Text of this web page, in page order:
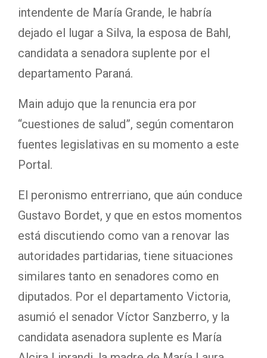
intendente de María Grande, le habría
dejado el lugar a Silva, la esposa de Bahl,
candidata a senadora suplente por el
departamento Paraná.
Main adujo que la renuncia era por
“cuestiones de salud”, según comentaron
fuentes legislativas en su momento a este
Portal.
El peronismo entrerriano, que aún conduce
Gustavo Bordet, y que en estos momentos
está discutiendo como van a renovar las
autoridades partidarias, tiene situaciones
similares tanto en senadores como en
diputados. Por el departamento Victoria,
asumió el senador Víctor Sanzberro, y la
candidata asenadora suplente es María